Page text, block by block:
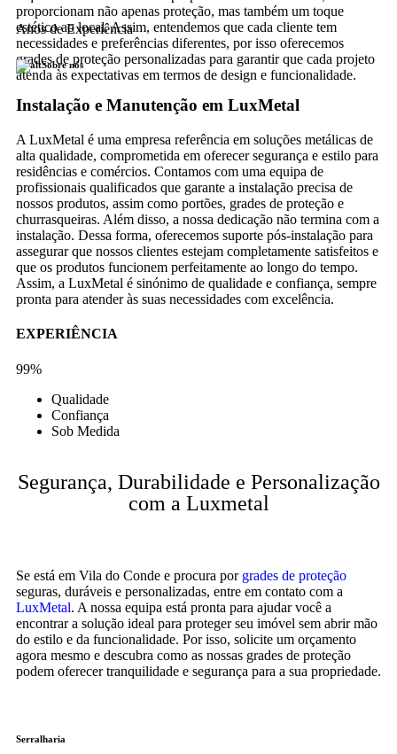
proporcionam não apenas proteção, mas também um toque
estético ao local. Assim, entendemos que cada cliente tem
necessidades e preferências diferentes, por isso oferecemos
grades de proteção personalizadas para garantir que cada projeto
atenda às expectativas em termos de design e funcionalidade.
Anos de Experiência
Sobre nós
Instalação e Manutenção em LuxMetal
A LuxMetal é uma empresa referência em soluções metálicas de
alta qualidade, comprometida em oferecer segurança e estilo para
residências e comércios. Contamos com uma equipa de
profissionais qualificados que garante a instalação precisa de
nossos produtos, assim como portões, grades de proteção e
churrasqueiras. Além disso, a nossa dedicação não termina com a
instalação. Dessa forma, oferecemos suporte pós-instalação para
assegurar que nossos clientes estejam completamente satisfeitos e
que os produtos funcionem perfeitamente ao longo do tempo.
Assim, a LuxMetal é sinónimo de qualidade e confiança, sempre
pronta para atender às suas necessidades com excelência.
EXPERIÊNCIA
99%
Qualidade
Confiança
Sob Medida
Segurança, Durabilidade e Personalização
com a Luxmetal
Se está em Vila do Conde e procura por grades de proteção
seguras, duráveis e personalizadas, entre em contato com a
LuxMetal. A nossa equipa está pronta para ajudar você a
encontrar a solução ideal para proteger seu imóvel sem abrir mão
do estilo e da funcionalidade. Por isso, solicite um orçamento
agora mesmo e descubra como as nossas grades de proteção
podem oferecer tranquilidade e segurança para a sua propriedade.
Serralharia